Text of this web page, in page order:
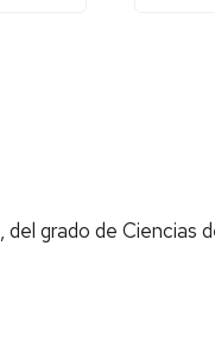
grado de Ciencias